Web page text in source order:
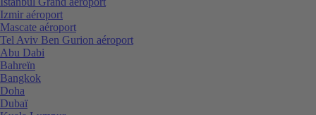
Izmir aéroport
Mascate aéroport
Tel Aviv Ben Gurion aéroport
Abu Dabi
Bahreïn
Bangkok
Doha
Dubaï